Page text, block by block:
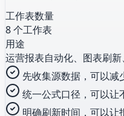
工作表数量
8 个工作表
用途
运营报表自动化、图表刷
先收集源数据，可以减
统一公式口径，可以让
明确刷新时间，可以让